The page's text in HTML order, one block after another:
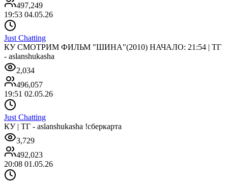
497,249
19:53 04.05.26
Just Chatting
КУ СМОТРИМ ФИЛЬМ "ШИНА"(2010) НАЧАЛО: 21:54 | ТГ
- aslanshukasha
2,034
496,057
19:51 02.05.26
Just Chatting
КУ | ТГ - aslanshukasha !сберкарта
3,729
492,023
20:08 01.05.26